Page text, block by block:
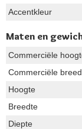
Accentkleur
Maten en
Commerciële
Commerciële
Hoogte
Breedte
Diepte